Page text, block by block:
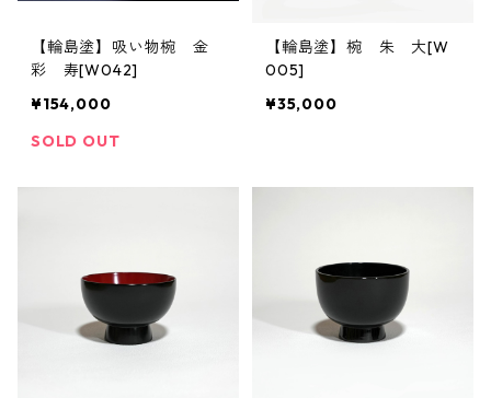
【輪島塗】吸い物椀 金
彩 寿[W042]
¥154,000
SOLD OUT
【輪島塗】椀 朱 大[W
005]
¥35,000